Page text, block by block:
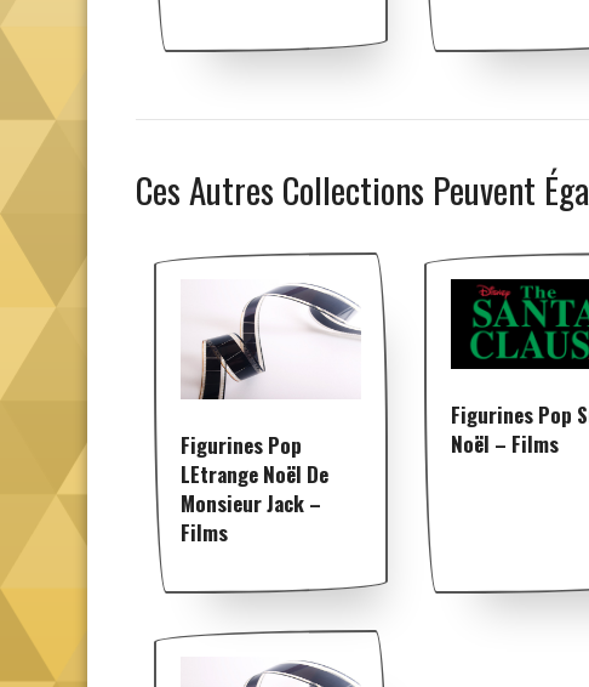
Ces Autres Collections Peuvent
Figurines Pop
LEtrange Noël De
Monsieur Jack –
Films
Figurines Pop
Noël – Films